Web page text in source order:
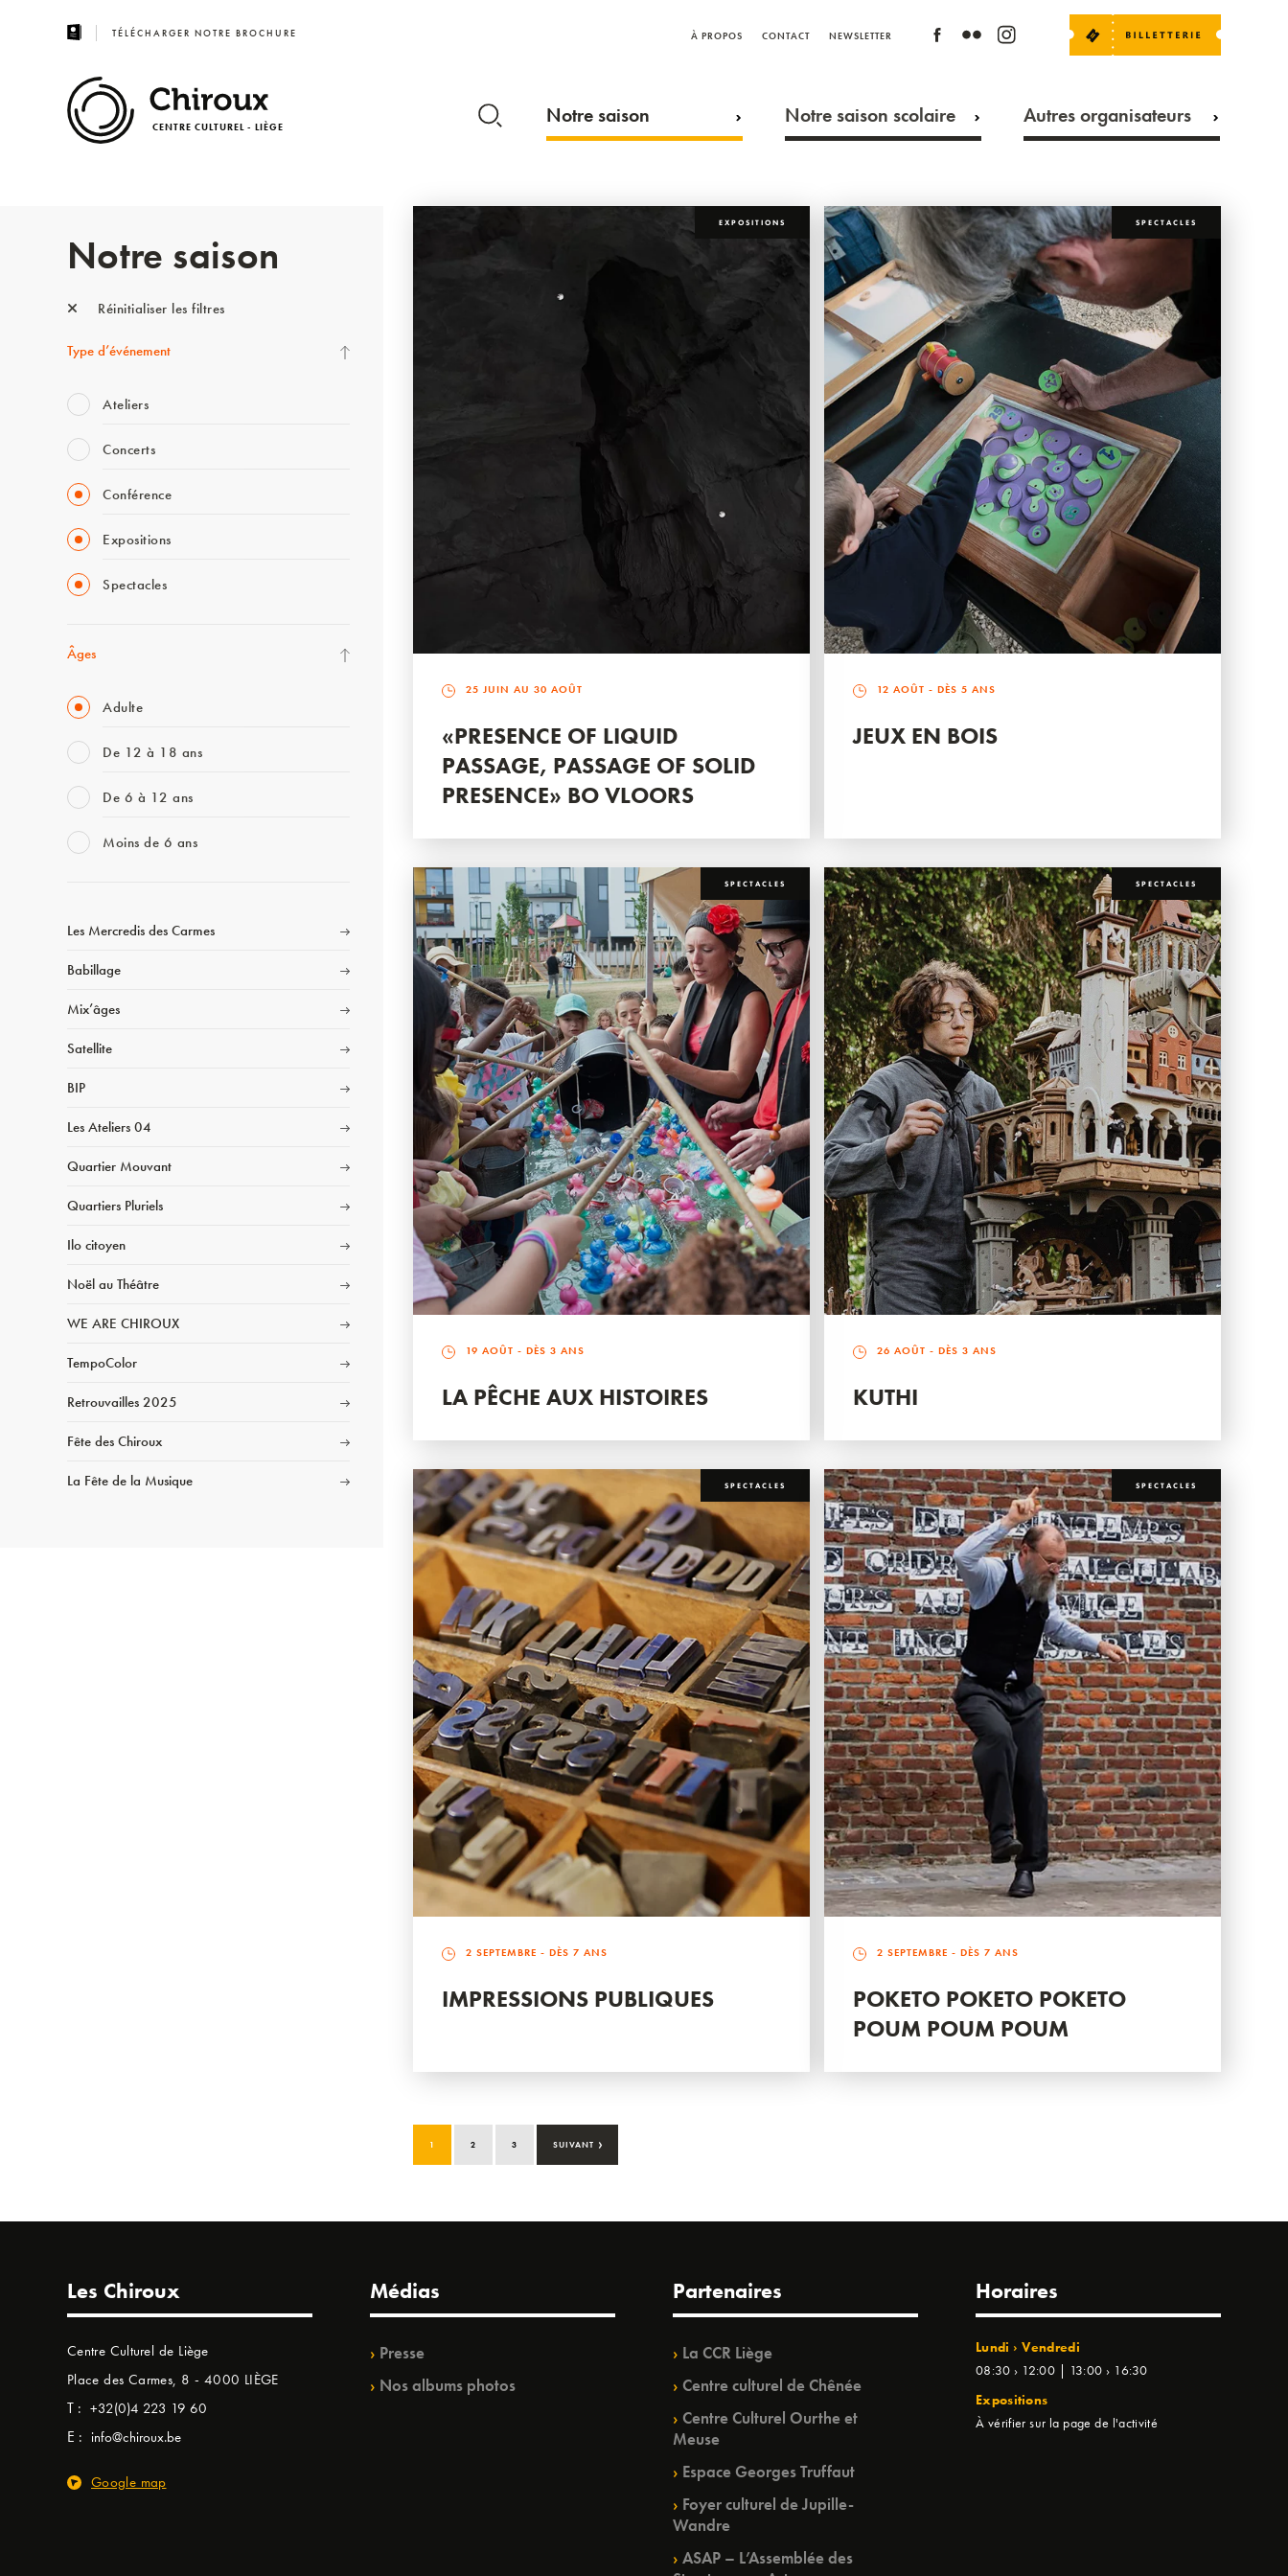
TÉLÉCHARGER NOTRE BROCHURE À PROPOS CONTACT NEWSLETTER
CENTRE CULTUREL - LIÈGE Notre saison Notre saison scolaire Autres organisateurs
Notre saison
Réinitialiser les filtres
Type d’événement
Ateliers
Concerts
Conférence
Expositions
Spectacles
Âges
Adulte
De 12 à 18 ans
De 6 à 12 ans
Moins de 6 ans
Les Mercredis des Carmes
Babillage
Mix’âges
Satellite
BIP
Les Ateliers 04
Quartier Mouvant
Quartiers Pluriels
Ilo citoyen
Noël au Théâtre
WE ARE CHIROUX
TempoColor
Retrouvailles 2025
Fête des Chiroux
La Fête de la Musique
EXPOSITIONS
25 JUIN AU 30 AOÛT
«PRESENCE OF LIQUID
PASSAGE, PASSAGE OF SOLID
PRESENCE» BO VLOORS
SPECTACLES
12 AOÛT - DÈS 5 ANS
JEUX EN BOIS
SPECTACLES
19 AOÛT - DÈS 3 ANS
LA PÊCHE AUX HISTOIRES
SPECTACLES
26 AOÛT - DÈS 3 ANS
KUTHI
SPECTACLES
2 SEPTEMBRE - DÈS 7 ANS
IMPRESSIONS PUBLIQUES
SPECTACLES
2 SEPTEMBRE - DÈS 7 ANS
POKETO POKETO POKETO
POUM POUM POUM
1 2 3 SUIVANT ›
Les Chiroux
Centre Culturel de Liège
Place des Carmes, 8 - 4000 LIÈGE
T : +32(0)4 223 19 60
E : info@chiroux.be
Google map
Médias
Presse
Nos albums photos
Partenaires
La CCR Liège
Centre culturel de Chênée
Centre Culturel Ourthe et
Meuse
Espace Georges Truffaut
Foyer culturel de Jupille-
Wandre
ASAP – L’Assemblée des
Horaires
Lundi › Vendredi
08:30 › 12:00 | 13:00 › 16:30
Expositions
À vérifier sur la page de l'activité